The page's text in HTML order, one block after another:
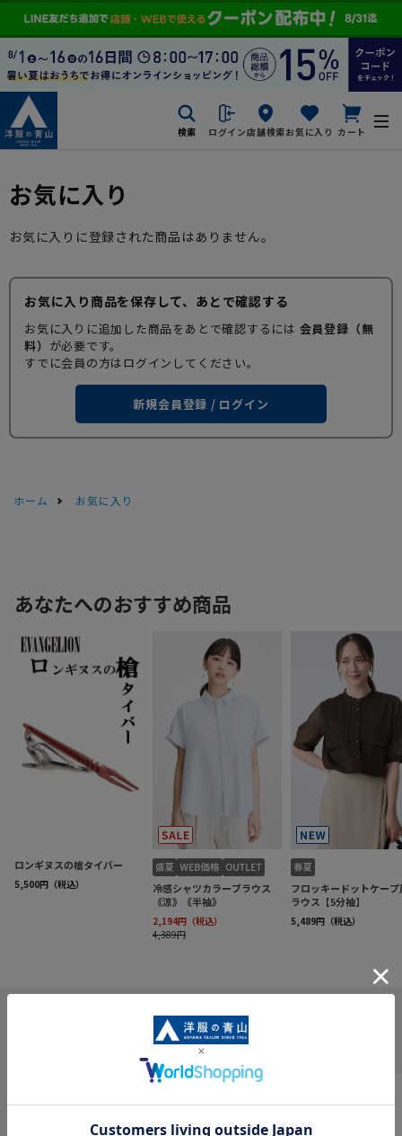
検索 ログイン店舗検索お気に入り カート
お気に入り
お気に入りに登録された商品はありません。
お気に入り商品を保存して、あとで確認する
お気に入りに追加した商品をあとで確認するには 会員登録（無
料） が必要です。
すでに会員の方はログインしてください。
新規会員登録 / ログイン
ホーム お気に入り
INFORMATION